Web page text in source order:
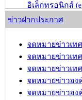
อิเล็กทรอนิกส์
ประกวดราคาจ้
ประกวดราคาอิ
บทความ อื่นๆ ...
ข่าวฝากประกาศ
จดหมายข่าวเท
จดหมายข่าวเท
จดหมายข่าวเท
จดหมายข่าวอง
จดหมายข่าวอง